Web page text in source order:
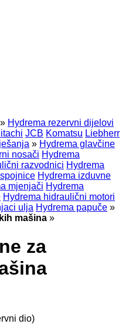
» Hydrema rezervni dijelovi
JCB Komatsu Liebherr
» Hydrema glavčine
nosači Hydrema
razvodnici Hydrema
Hydrema izduvne
mjenjači Hydrema
Hydrema hidraulični motori
ulja Hydrema papuče »
mašina »
za
dio)